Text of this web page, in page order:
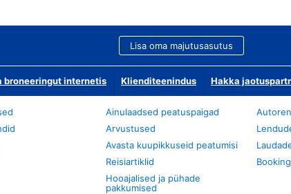
Lisa oma majutusasutus
broneeringut internetis Klienditeenindus Hakka
Ainulaadsed peatuspaigad
Arvustused
Avasta kuupikkuseid peatumisi
Reisiartiklid
Hooajalised ja pühade
pakkumised